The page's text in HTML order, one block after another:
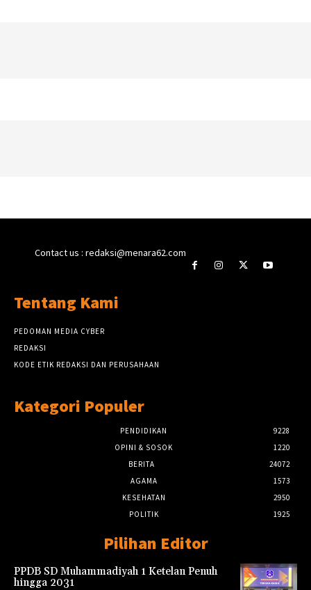
Contact us : redaksi@menara62.com
Tentang Kami
PEDOMAN MEDIA CYBER
REDAKSI
KODE ETIK REDAKSI DAN PERUSAHAAN
Kategori Populer
PENDIDIKAN
9228
OPINI & SOSOK
1220
BERITA
24072
AGAMA
1573
KESEHATAN
2950
POLITIK
1925
Pilihan Editor
PPDB SD Muhammadiyah 1 Ketelan Penuh
hingga 2031